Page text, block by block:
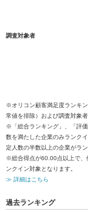
調査対象者
※オリコン顧客満足度ランキ
常値を排除）および調査対象
※「総合ランキング」、「評
数を満たした企業のみランク
定人数の半数以上の企業がラ
※総合得点が60.00点以上で、
ンクイン対象となります。
≫ 詳細はこちら
過去ランキング